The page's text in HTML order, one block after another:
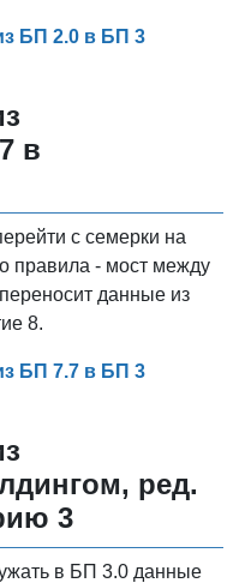
БП 2.0 в БП 3
в
с семерки на
правила - мост между
данные из
8.
БП 7.7 в БП 3
ред.
3
в БП 3.0 данные